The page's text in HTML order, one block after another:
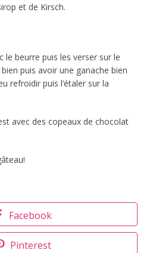
et de Kirsch.
le beurre puis les verser sur le
puis avoir une ganache bien
refroidir puis l’étaler sur la
avec des copeaux de chocolat
Facebook
Pinterest